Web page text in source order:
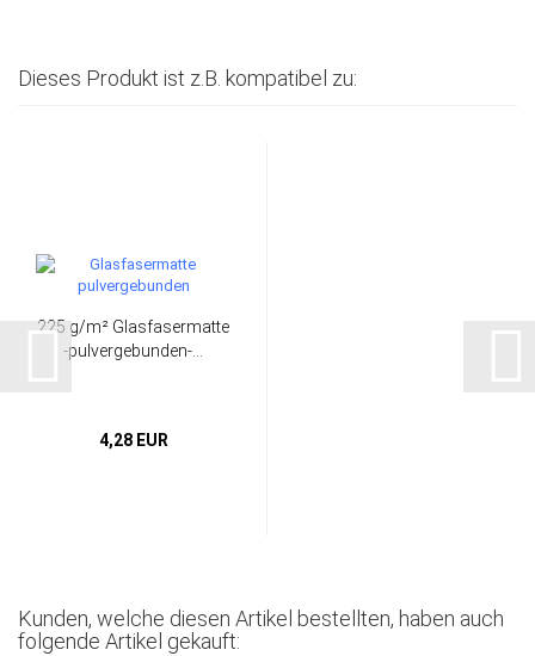
Dieses Produkt ist z.B. kompatibel zu:
225 g/m² Glasfasermatte
-pulvergebunden-...
4,28 EUR
Kunden, welche diesen Artikel bestellten, haben auch
folgende Artikel gekauft: